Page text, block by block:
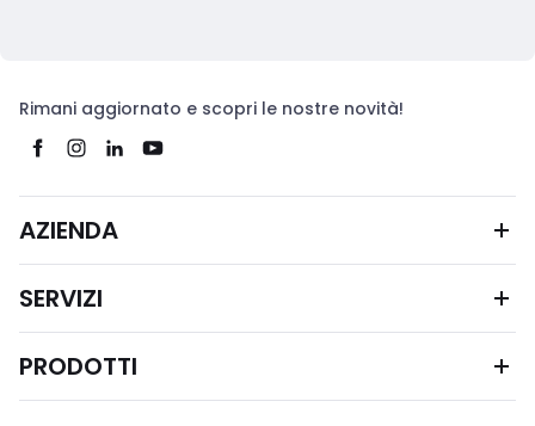
Rimani aggiornato e scopri le nostre novità!
AZIENDA
SERVIZI
PRODOTTI